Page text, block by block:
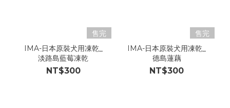
售完
IMA-日本原裝犬用凍乾_
淡路島藍莓凍乾
NT$300
售完
IMA-日本原裝犬用凍乾_
德島蓮藕
NT$300